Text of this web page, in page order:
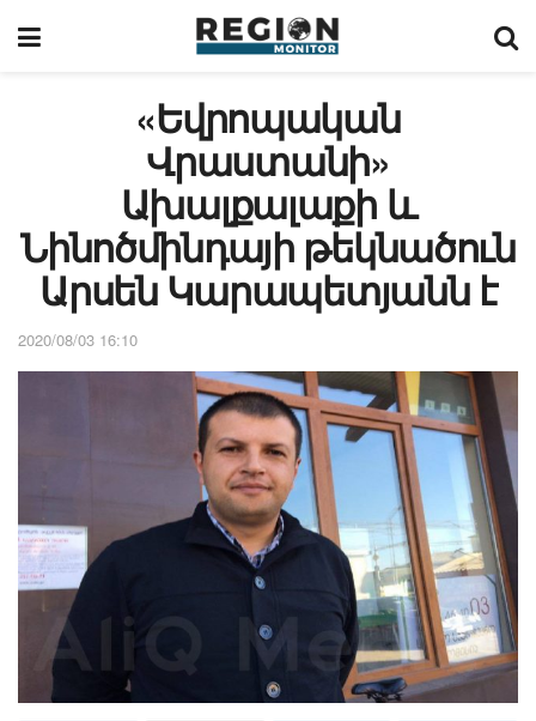
«Եվրոպական
Վրաստանի»
Ախալքալաքի և
Նինոծմինդայի թեկնածուն
Արսեն Կարապետյանն է
2020/08/03 16:10